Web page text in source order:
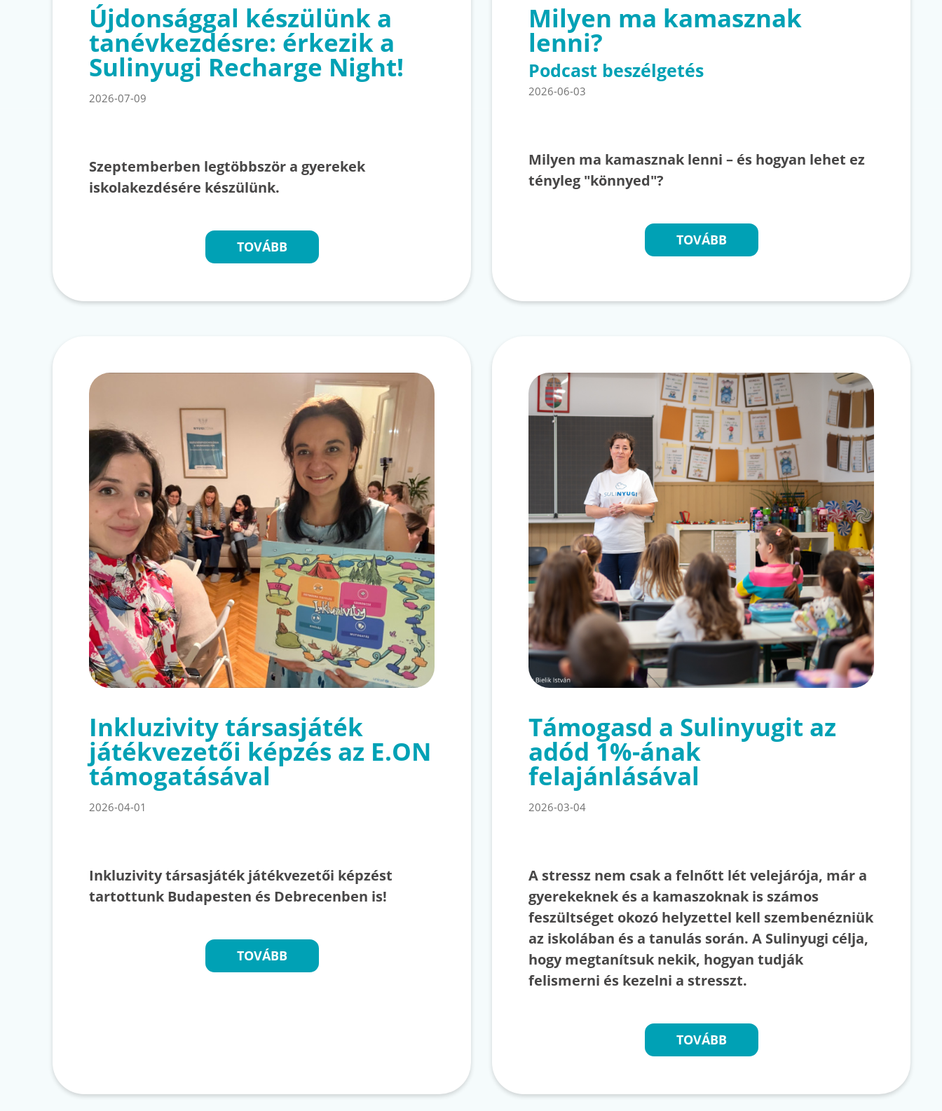
Újdonsággal készülünk a
tanévkezdésre: érkezik a
Sulinyugi Recharge Night!
2026-07-09
Szeptemberben legtöbbször a gyerekek
iskolakezdésére készülünk.
TOVÁBB
Milyen ma kamasznak
lenni?
Podcast beszélgetés
2026-06-03
Milyen ma kamasznak lenni – és hogyan lehet ez
tényleg "könnyed"?
TOVÁBB
Inkluzivity társasjáték
játékvezetői képzés az E.ON
támogatásával
2026-04-01
Inkluzivity társasjáték játékvezetői képzést
tartottunk Budapesten és Debrecenben is!
TOVÁBB
Támogasd a Sulinyugit az
adód 1%-ának
felajánlásával
2026-03-04
A stressz nem csak a felnőtt lét velejárója, már a
gyerekeknek és a kamaszoknak is számos
feszültséget okozó helyzettel kell szembenézniük
az iskolában és a tanulás során. A Sulinyugi célja,
hogy megtanítsuk nekik, hogyan tudják
felismerni és kezelni a stresszt.
TOVÁBB